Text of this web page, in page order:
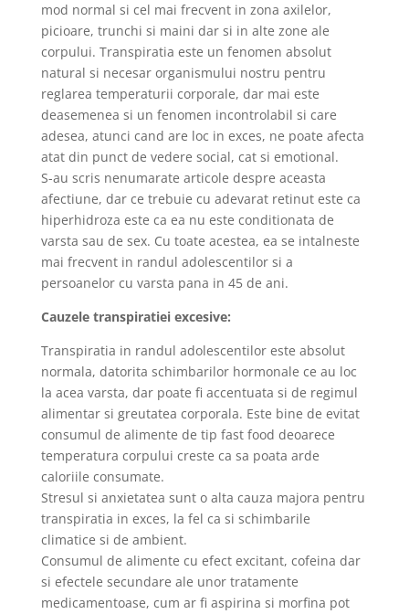
mod normal si cel mai frecvent in zona axilelor,
picioare, trunchi si maini dar si in alte zone ale
corpului. Transpiratia este un fenomen absolut
natural si necesar organismului nostru pentru
reglarea temperaturii corporale, dar mai este
deasemenea si un fenomen incontrolabil si care
adesea, atunci cand are loc in exces, ne poate afecta
atat din punct de vedere social, cat si emotional.
S-au scris nenumarate articole despre aceasta
afectiune, dar ce trebuie cu adevarat retinut este ca
hiperhidroza este ca ea nu este conditionata de
varsta sau de sex. Cu toate acestea, ea se intalneste
mai frecvent in randul adolescentilor si a
persoanelor cu varsta pana in 45 de ani.
Cauzele transpiratiei excesive:
Transpiratia in randul adolescentilor este absolut
normala, datorita schimbarilor hormonale ce au loc
la acea varsta, dar poate fi accentuata si de regimul
alimentar si greutatea corporala. Este bine de evitat
consumul de alimente de tip fast food deoarece
temperatura corpului creste ca sa poata arde
caloriile consumate.
Stresul si anxietatea sunt o alta cauza majora pentru
transpiratia in exces, la fel ca si schimbarile
climatice si de ambient.
Consumul de alimente cu efect excitant, cofeina dar
si efectele secundare ale unor tratamente
medicamentoase, cum ar fi aspirina si morfina pot